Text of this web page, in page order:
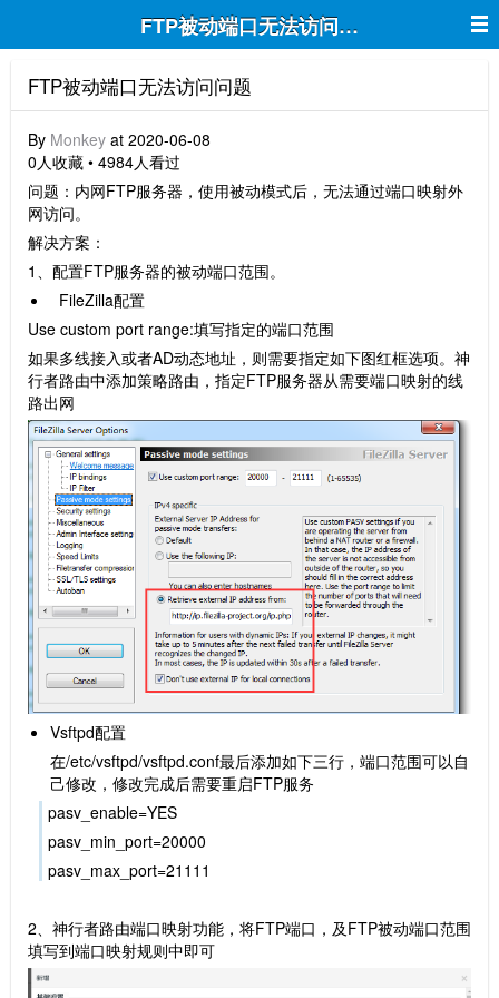
FTP被动端口无法访问问题
FTP被动端口无法访问问题
By Monkey at 2020-06-08
0人收藏 • 4984人看过
问题：内网FTP服务器，使用被动模式后，无法通过端口映射外
网访问。
解决方案：
1、配置FTP服务器的被动端口范围。
FileZilla配置
Use custom port range:填写指定的端口范围
如果多线接入或者AD动态地址，则需要指定如下图红框选项。神
行者路由中添加策略路由，指定FTP服务器从需要端口映射的线
路出网
Vsftpd配置
在/etc/vsftpd/vsftpd.conf最后添加如下三行，端口范围可以自
己修改，修改完成后需要重启FTP服务
pasv_enable=YES
pasv_min_port=20000
pasv_max_port=21111
2、神行者路由端口映射功能，将FTP端口，及FTP被动端口范围
填写到端口映射规则中即可